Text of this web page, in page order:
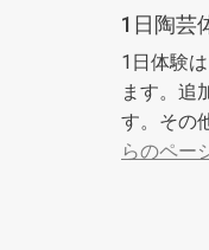
1日陶芸
1日体験
ます。追
す。その
らのペー